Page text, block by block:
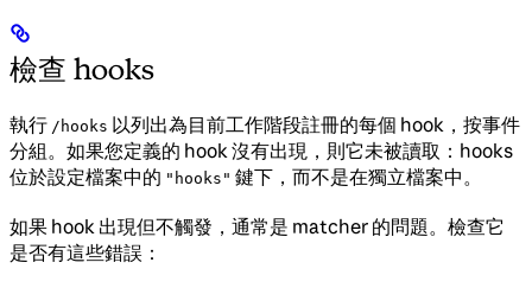
檢查 hooks
執行 /hooks 以列出為目前工作階段註冊的每個 hook，按事件
分組。如果您定義的 hook 沒有出現，則它未被讀取：hooks
位於設定檔案中的 "hooks" 鍵下，而不是在獨立檔案中。
如果 hook 出現但不觸發，通常是 matcher 的問題。檢查它
是否有這些錯誤：